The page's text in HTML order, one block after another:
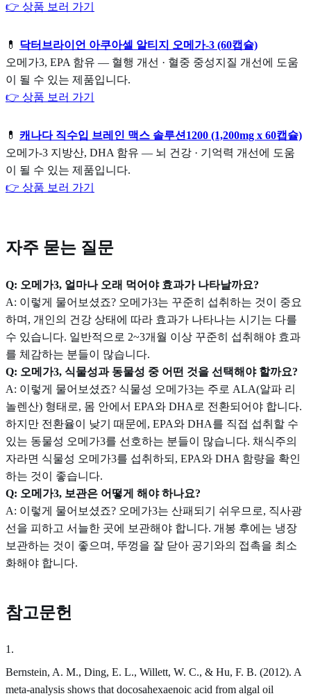
👉 상품 보러 가기
💊 닥터브라이언 아쿠아셀 알티지 오메가-3 (60캡슐)
오메가3, EPA 함유 — 혈행 개선 · 혈중 중성지질 개선에 도움
이 될 수 있는 제품입니다.
👉 상품 보러 가기
💊 캐나다 직수입 브레인 맥스 솔루션1200 (1,200mg x 60캡슐)
오메가-3 지방산, DHA 함유 — 뇌 건강 · 기억력 개선에 도움
이 될 수 있는 제품입니다.
👉 상품 보러 가기
자주 묻는 질문
Q: 오메가3, 얼마나 오래 먹어야 효과가 나타날까요?
A: 이렇게 물어보셨죠? 오메가3는 꾸준히 섭취하는 것이 중요
하며, 개인의 건강 상태에 따라 효과가 나타나는 시기는 다를
수 있습니다. 일반적으로 2~3개월 이상 꾸준히 섭취해야 효과
를 체감하는 분들이 많습니다.
Q: 오메가3, 식물성과 동물성 중 어떤 것을 선택해야 할까요?
A: 이렇게 물어보셨죠? 식물성 오메가3는 주로 ALA(알파 리
놀렌산) 형태로, 몸 안에서 EPA와 DHA로 전환되어야 합니다.
하지만 전환율이 낮기 때문에, EPA와 DHA를 직접 섭취할 수
있는 동물성 오메가3를 선호하는 분들이 많습니다. 채식주의
자라면 식물성 오메가3를 섭취하되, EPA와 DHA 함량을 확인
하는 것이 좋습니다.
Q: 오메가3, 보관은 어떻게 해야 하나요?
A: 이렇게 물어보셨죠? 오메가3는 산패되기 쉬우므로, 직사광
선을 피하고 서늘한 곳에 보관해야 합니다. 개봉 후에는 냉장
보관하는 것이 좋으며, 뚜껑을 잘 닫아 공기와의 접촉을 최소
화해야 합니다.
참고문헌
1 .
Bernstein, A. M., Ding, E. L., Willett, W. C., & Hu, F. B. (2012). A
meta-analysis shows that docosahexaenoic acid from algal oil